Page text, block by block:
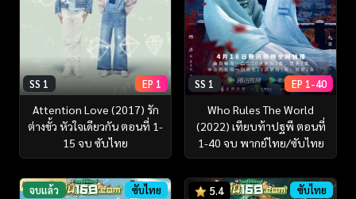
SS 1 EP 1
Attention Love (2017) รัก
ต่างขั้ว หัวใจเดียวกัน ตอนที่ 1-
15 จบ ซับไทย
SS 1 EP 1-40
Who Rules The World
(2022) เทียบท้าปฐพี ตอนที่
1-40 จบ พากย์ไทย/ซับไทย
จบแล้ว ซับไทย 5.4 ซับไทย